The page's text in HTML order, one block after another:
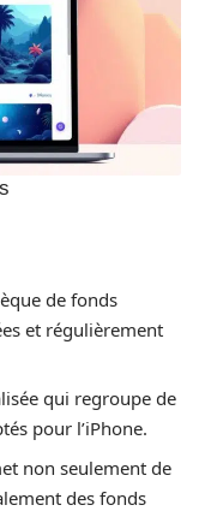
de fonds
et régulièrement
qui regroupe de
pour l’iPhone.
non seulement de
des fonds